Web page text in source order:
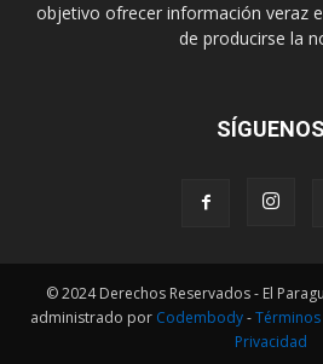
objetivo ofrecer información veraz
de producirse la
SÍGUENOS
© 2024 Derechos Reservados - El
administrado por Codembody-
Privacidad